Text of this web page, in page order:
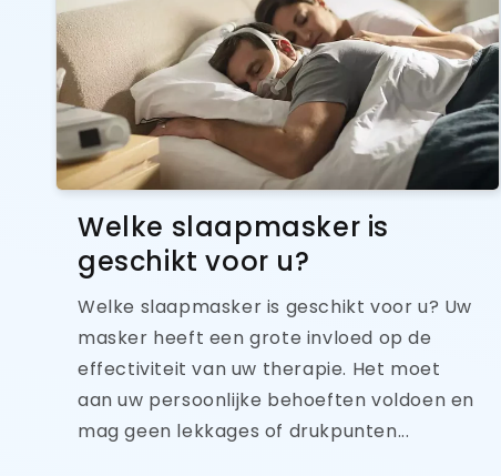
Welke slaapmasker is
geschikt voor u?
Welke slaapmasker is geschikt voor u? Uw
masker heeft een grote invloed op de
effectiviteit van uw therapie. Het moet
aan uw persoonlijke behoeften voldoen en
mag geen lekkages of drukpunten...